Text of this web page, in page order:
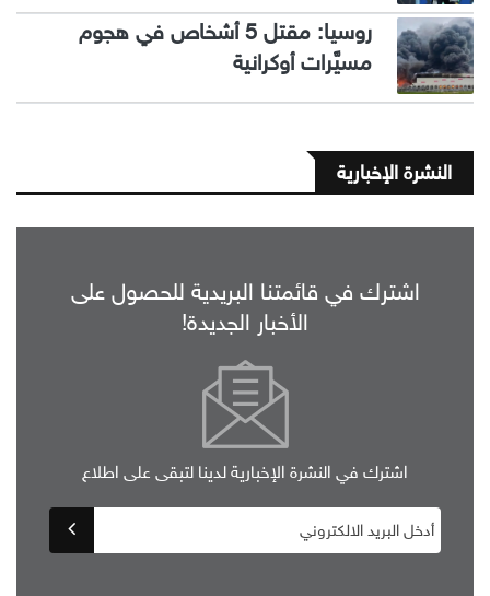
روسيا: مقتل 5 أشخاص في هجوم
مسيَّرات أوكرانية
النشرة الإخبارية
اشترك في قائمتنا البريدية للحصول على
الأخبار الجديدة!
اشترك في النشرة الإخبارية لدينا لتبقى على اطلاع